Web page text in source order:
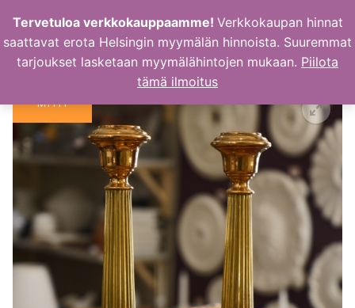
sisältöön
MYYTY
Tervetuloa verkkokauppaamme! Verkkokaupan hinnat
saattavat erota Helsingin myymälän hinnoista. Suuremmat
tarjoukset lasketaan myymälähintojen mukaan. Piilota
tämä ilmoitus